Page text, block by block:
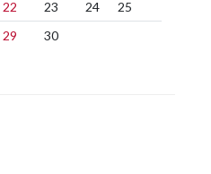
22 23 24
25
29 30